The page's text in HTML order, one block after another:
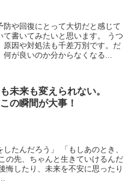
や回復にとって大切だと感じて
書いてみたいと思います。 うつ
因や対処法も千差万別です。だ
が良いのか分からなくなる...
未来も変えられない。
の瞬間が大事！
たんだろう」 「もしあのとき、
先、ちゃんと生きていけるんだ
悔したり、未来を不安に思ったり